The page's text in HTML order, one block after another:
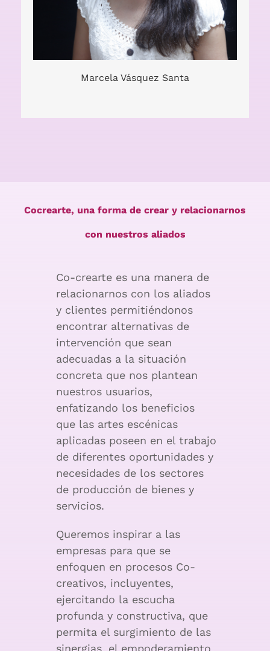
Marcela Vásquez Santa
Cocrearte, una forma de crear y relacionarnos
con nuestros aliados
Co-crearte es una manera de
relacionarnos con los aliados
y clientes permitiéndonos
encontrar alternativas de
intervención que sean
adecuadas a la situación
concreta que nos plantean
nuestros usuarios,
enfatizando los beneficios
que las artes escénicas
aplicadas poseen en el trabajo
de diferentes oportunidades y
necesidades de los sectores
de producción de bienes y
servicios.
Queremos inspirar a las
empresas para que se
enfoquen en procesos Co-
creativos, incluyentes,
ejercitando la escucha
profunda y constructiva, que
permita el surgimiento de las
sinergias, el empoderamiento,